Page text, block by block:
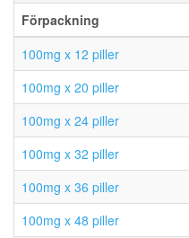
Förpackning
100mg x 12 piller
100mg x 20 piller
100mg x 24 piller
100mg x 32 piller
100mg x 36 piller
100mg x 48 piller